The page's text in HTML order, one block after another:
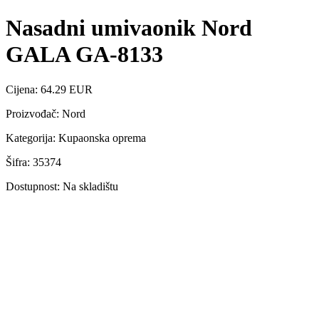
Nasadni umivaonik Nord
GALA GA-8133
Cijena: 64.29 EUR
Proizvođač: Nord
Kategorija: Kupaonska oprema
Šifra: 35374
Dostupnost: Na skladištu